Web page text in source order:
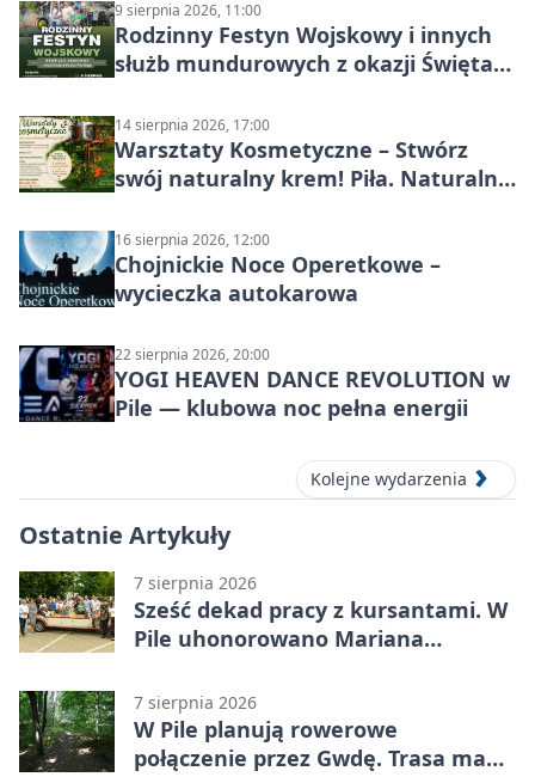
9 sierpnia 2026, 11:00
Rodzinny Festyn Wojskowy i innych
służb mundurowych z okazji Święta
14 sierpnia 2026, 17:00
Warsztaty Kosmetyczne – Stwórz
swój naturalny krem! Piła. Naturalna
16 sierpnia 2026, 12:00
Chojnickie Noce Operetkowe –
wycieczka autokarowa
22 sierpnia 2026, 20:00
YOGI HEAVEN DANCE REVOLUTION w
Pile — klubowa noc pełna energii
Kolejne wydarzenia
Ostatnie Artykuły
7 sierpnia 2026
Sześć dekad pracy z kursantami. W
Pile uhonorowano Mariana
7 sierpnia 2026
W Pile planują rowerowe
połączenie przez Gwdę. Trasa ma